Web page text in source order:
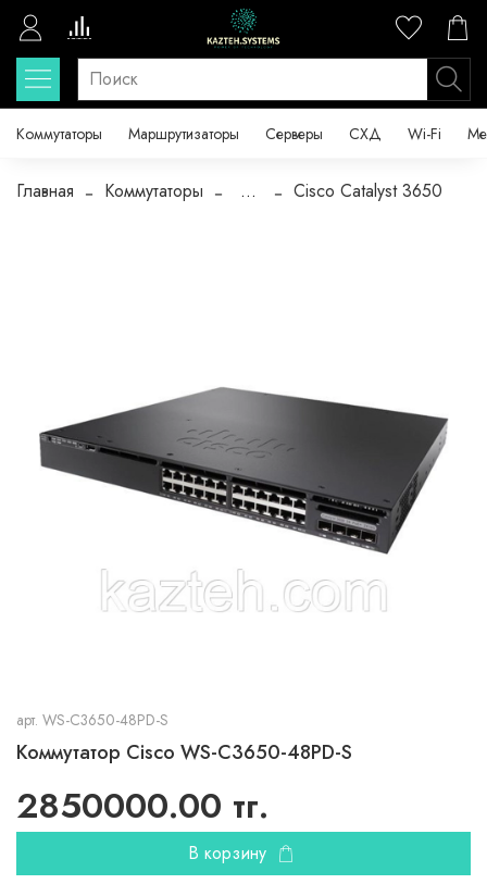
Коммутаторы Маршрутизаторы Серверы СХД Wi-Fi
Главная Коммутаторы ... Cisco Catalyst 3650
арт. WS-C3650-48PD-S
Коммутатор Cisco WS-C3650-48PD-S
2850000.00 тг.
В корзину